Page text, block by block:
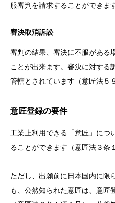
服審判を請求することができま
審決取消訴訟
審判の結果、審決に不服がある
ことが出来ます。審決に対す
管轄とされています（意匠法５
意匠登録の要件
工業上利用できる「意匠」につ
ることができます（意匠法３条
ただし、出願前に日本国内に限
も、公然知られた意匠は、意匠